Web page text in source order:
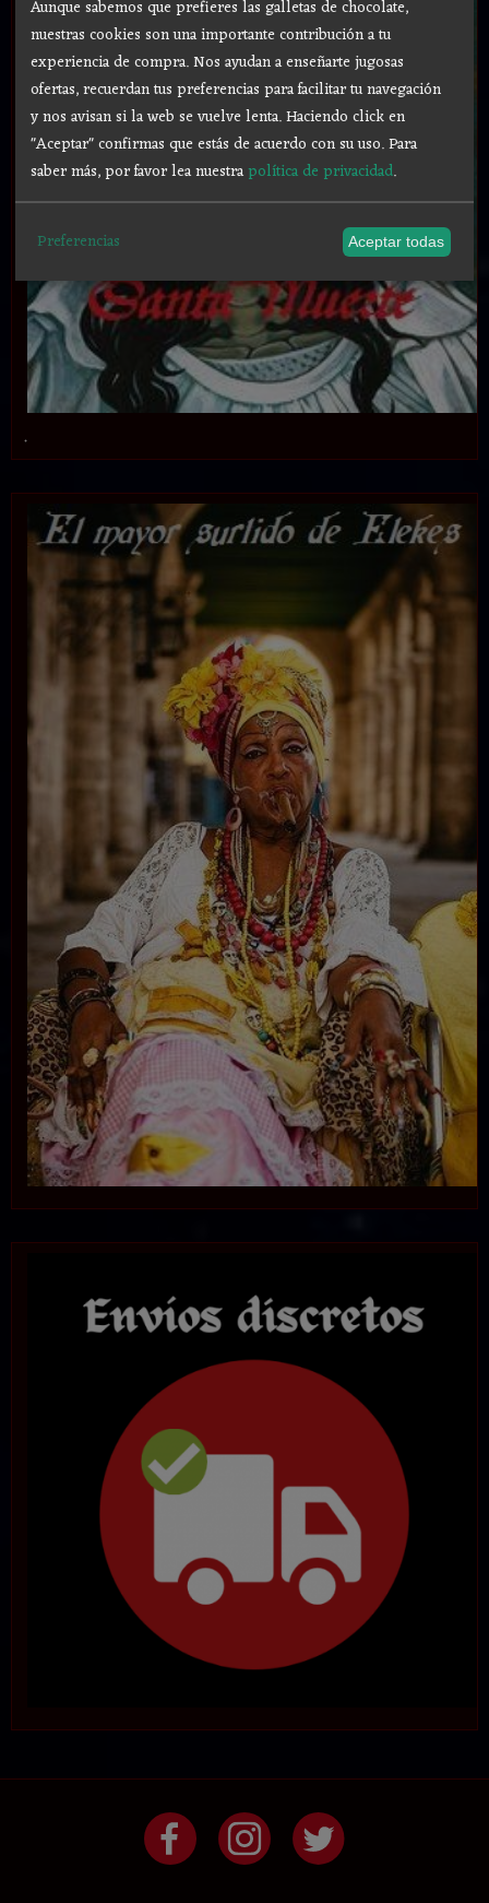
.
Aunque sabemos que prefieres las galletas de chocolate,
nuestras cookies son una importante contribución a tu
experiencia de compra. Nos ayudan a enseñarte jugosas
ofertas, recuerdan tus preferencias para facilitar tu navegación
y nos avisan si la web se vuelve lenta. Haciendo click en
"Aceptar" confirmas que estás de acuerdo con su uso.Para
saber más, por favor lea nuestrapolítica de privacidad.
Preferencias Aceptar todas